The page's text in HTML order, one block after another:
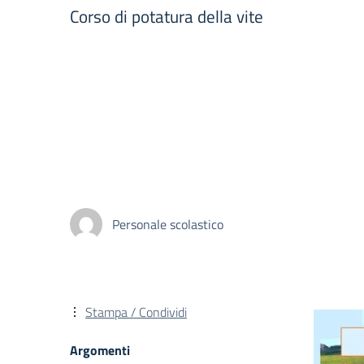
Corso di potatura della vite
Personale scolastico
Stampa / Condividi
Argomenti